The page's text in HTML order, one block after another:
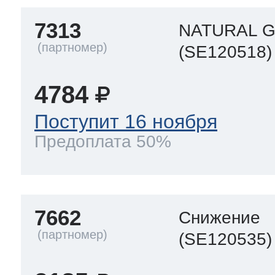
Whirlpool
Ardo
Miele
7313
NATURAL
(SE120518)
4784
Поступит 16 ноября
Предоплата 50%
7662
Снижение
(SE120535)